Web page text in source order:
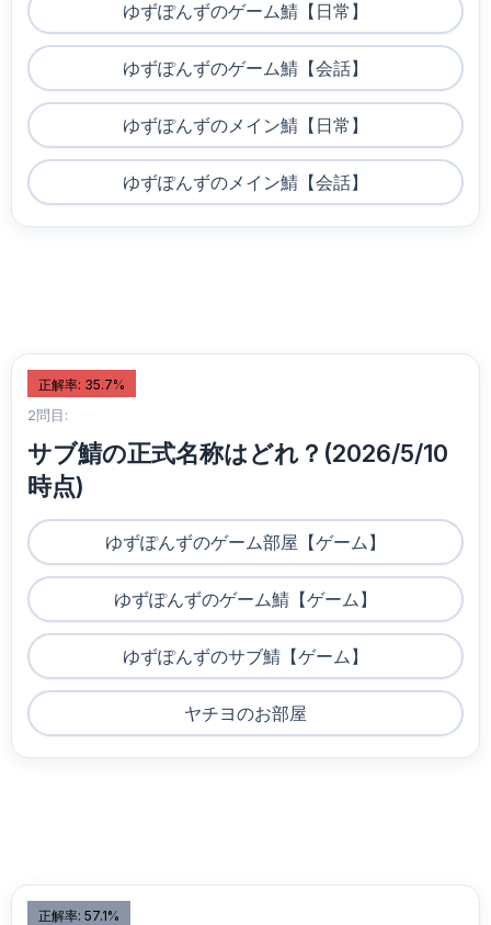
ゆずぽんずのゲーム鯖【日常】
ゆずぽんずのゲーム鯖【会話】
ゆずぽんずのメイン鯖【日常】
ゆずぽんずのメイン鯖【会話】
正解率: 35.7%
2問目:
サブ鯖の正式名称はどれ？(2026/5/10
時点)
ゆずぽんずのゲーム部屋【ゲーム】
ゆずぽんずのゲーム鯖【ゲーム】
ゆずぽんずのサブ鯖【ゲーム】
ヤチヨのお部屋
正解率: 57.1%